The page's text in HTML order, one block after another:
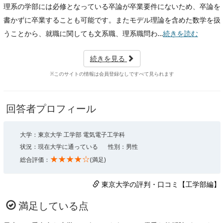
理系の学部には必修となっている卒論が卒業要件にないため、卒論を
書かずに卒業することも可能です。またモデル理論を含めた数学を扱
うことから、就職に関しても文系職、理系職問わ…続きを読む
続きを見る
※このサイトの情報は会員登録なしですべて見られます
回答者プロフィール
大学：東京大学 工学部 電気電子工学科
状況：現在大学に通っている
性別：男性
総合評価： ★★★★☆(満足)
東京大学の評判・口コミ【工学部編】
満足している点